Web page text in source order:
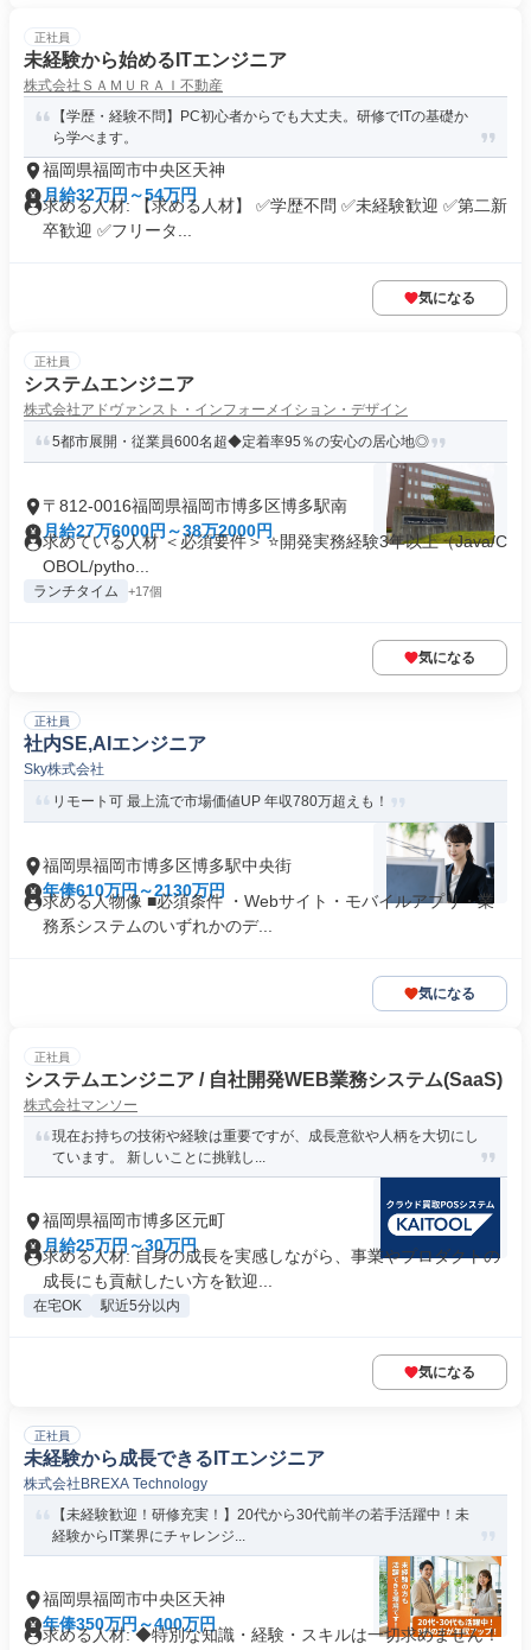
正社員
未経験から始めるITエンジニア
株式会社ＳＡＭＵＲＡＩ不動産
【学歴・経験不問】PC初心者からでも大丈夫。研修でITの基礎か
ら学べます。
福岡県福岡市中央区天神
月給32万円～54万円
求める人材: 【求める人材】 ✅学歴不問 ✅未経験歓迎 ✅第二新
卒歓迎 ✅フリータ...
気になる
正社員
システムエンジニア
株式会社アドヴァンスト・インフォーメイション・デザイン
5都市展開・従業員600名超◆定着率95％の安心の居心地◎
〒812-0016福岡県福岡市博多区博多駅南
月給27万6000円～38万2000円
求めている人材 ＜必須要件＞ ⭐開発実務経験3年以上（Java/C
OBOL/pytho...
ランチタイム +17個
気になる
正社員
社内SE,AIエンジニア
Sky株式会社
リモート可 最上流で市場価値UP 年収780万超えも！
福岡県福岡市博多区博多駅中央街
年俸610万円～2130万円
求める人物像 ■必須条件 ・Webサイト・モバイルアプリ・業
務系システムのいずれかのデ...
気になる
正社員
システムエンジニア / 自社開発WEB業務システム(SaaS)
株式会社マンソー
現在お持ちの技術や経験は重要ですが、成長意欲や人柄を大切にし
ています。 新しいことに挑戦し...
福岡県福岡市博多区元町
月給25万円～30万円
求める人材: 自身の成長を実感しながら、事業やプロダクトの
成長にも貢献したい方を歓迎...
在宅OK 駅近5分以内
気になる
正社員
未経験から成長できるITエンジニア
株式会社BREXA Technology
【未経験歓迎！研修充実！】20代から30代前半の若手活躍中！未
経験からIT業界にチャレンジ...
福岡県福岡市中央区天神
年俸350万円～400万円
求める人材: ◆特別な知識・経験・スキルは一切求めません！